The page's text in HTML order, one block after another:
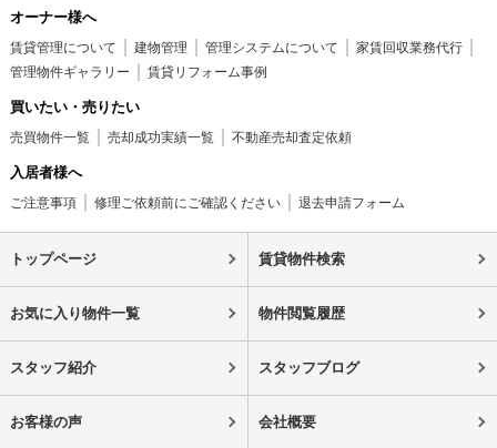
オーナー様へ
賃貸管理について 建物管理 管理システムについて
家賃回収業務代行
管理物件ギャラリー
賃貸リフォーム事例
買いたい・売りたい
売買物件一覧 売却成功実績一覧 不動産売却査定依頼
入居者様へ
ご注意事項 修理ご依頼前にご確認ください 退去申請フォーム
トップページ 賃貸物件検索
お気に入り物件一覧 物件閲覧履歴
スタッフ紹介 スタッフブログ
お客様の声 会社概要